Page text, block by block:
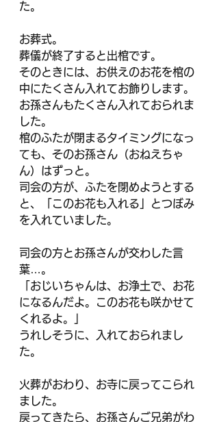
た。
お葬式。
葬儀が終了すると出棺です。
そのときには、お供えのお花を棺の
中にたくさん入れてお飾りします。
お孫さんもたくさん入れておられま
した。
棺のふたが閉まるタイミングになっ
ても、そのお孫さん（おねえちゃ
ん）はずっと。
司会の方が、ふたを閉めようとする
と、「このお花も入れる」とつぼみ
を入れていました。
司会の方とお孫さんが交わした言
葉…。
「おじいちゃんは、お浄土で、お花
になるんだよ。このお花も咲かせて
くれるよ。」
うれしそうに、入れておられまし
た。
火葬がおわり、お寺に戻ってこられ
ました。
戻ってきたら、お孫さんご兄弟がわ